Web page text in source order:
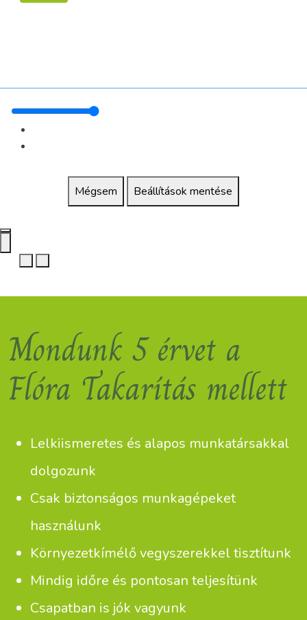
Mégsem Beállítások mentése
Mondunk 5 érvet a
Flóra Takarítás mellett
Lelkiismeretes és alapos munkatársakkal
dolgozunk
Csak biztonságos munkagépeket
használunk
Környezetkímélő vegyszerekkel tisztítunk
Mindig időre és pontosan teljesítünk
Csapatban is jók vagyunk